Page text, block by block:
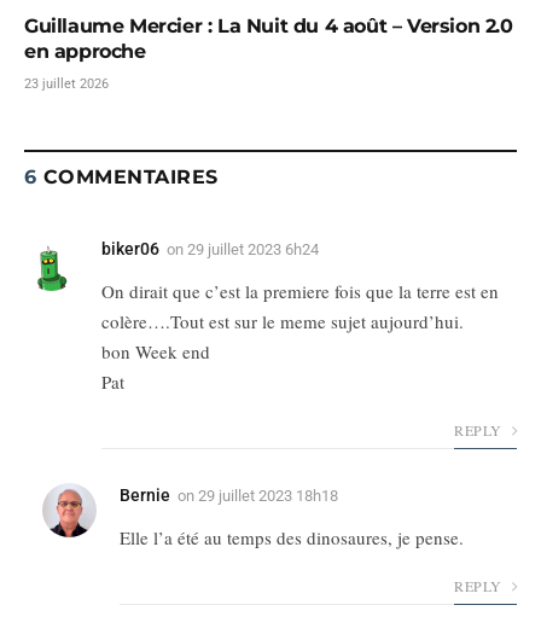
Guillaume Mercier : La Nuit du 4 août – Version 2.0
en approche
23 juillet 2026
6 COMMENTAIRES
biker06 on 29 juillet 2023 6h24
On dirait que c’est la premiere fois que la terre est en
colère….Tout est sur le meme sujet aujourd’hui.
bon Week end
Pat
REPLY
Bernie on 29 juillet 2023 18h18
Elle l’a été au temps des dinosaures, je pense.
REPLY